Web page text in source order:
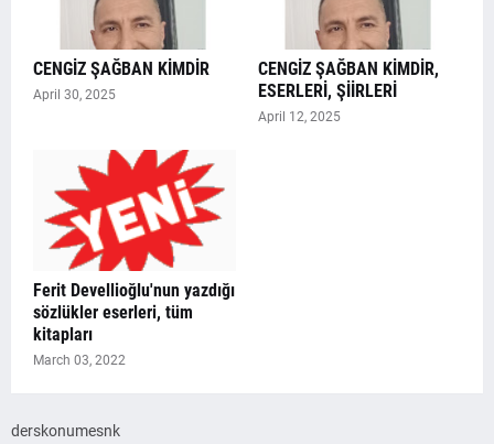
CENGİZ ŞAĞBAN KİMDİR
April 30, 2025
CENGİZ ŞAĞBAN KİMDİR,
ESERLERİ, ŞİİRLERİ
April 12, 2025
Ferit Devellioğlu'nun yazdığı
sözlükler eserleri, tüm
kitapları
March 03, 2022
derskonumesnk